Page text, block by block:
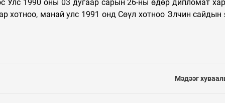
Улс 1990 оны 03 дугаар сарын 26-ны өдөр дипломат
хотноо, манай улс 1991 онд Сөүл хотноо Элчин сайдын
Мэдээг